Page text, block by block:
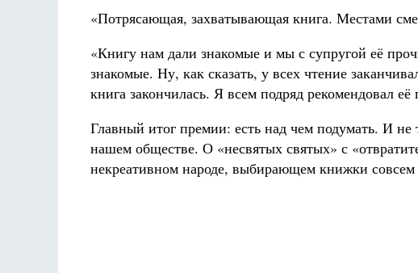
«Потрясающая, захватывающая книга. Местами
«Книгу нам дали знакомые и мы с супругой её
знакомые. Ну, как сказать, у всех чтение
книга закончилась. Я всем подряд рекомендовал
Главный итог премии: есть над чем подумать. И
нашем обществе. О «несвятых святых» с
некреативном народе, выбирающем книжки